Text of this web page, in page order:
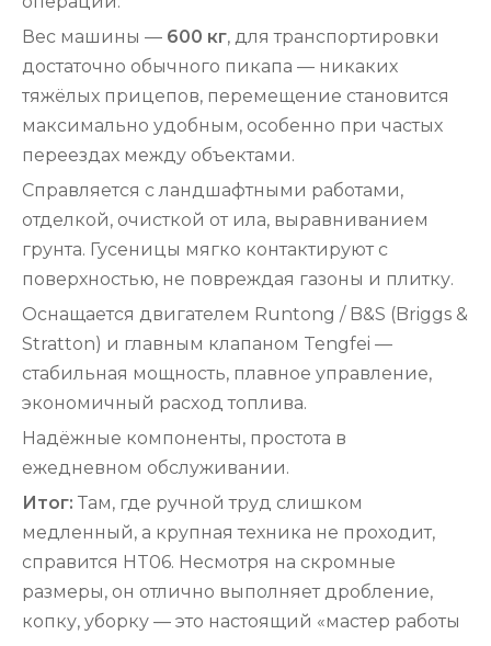
Вес машины — 600 кг, для транспортировки
достаточно обычного пикапа — никаких
тяжёлых прицепов, перемещение становится
максимально удобным, особенно при частых
переездах между объектами.
Справляется с ландшафтными работами,
отделкой, очисткой от ила, выравниванием
грунта. Гусеницы мягко контактируют с
поверхностью, не повреждая газоны и плитку.
Оснащается двигателем Runtong / B&S (Briggs &
Stratton) и главным клапаном Tengfei —
стабильная мощность, плавное управление,
экономичный расход топлива.
Надёжные компоненты, простота в
ежедневном обслуживании.
Итог: Там, где ручной труд слишком
медленный, а крупная техника не проходит,
справится HT06. Несмотря на скромные
размеры, он отлично выполняет дробление,
копку, уборку — это настоящий «мастер работы